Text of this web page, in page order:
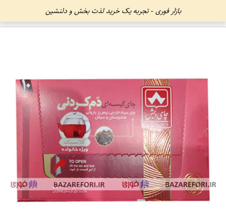
بازار فوری - تجربه یک خرید لذت بخش و دلنشین